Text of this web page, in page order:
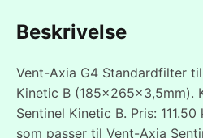
Beskrivelse
Vent-Axia G4 Standardfilter
Kinetic B (185x265x3,5mm).
Sentinel Kinetic B. Pris:
som passer til Vent-Axia